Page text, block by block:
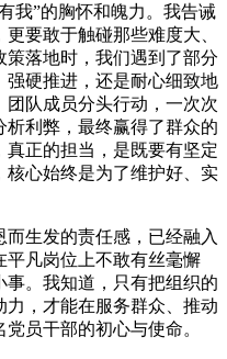
我”的胸怀和魄力。我告诫
要敢于触碰那些难度大、
落地时，我们遇到了部分
硬推进，还是耐心细致地
队成员分头行动，一次次
析利弊，最终赢得了群众的
正的担当，是既要有坚定
核心始终是为了维护好、实
生发的责任感，已经融入
平凡岗位上不敢有丝毫懈
。我知道，只有把组织的
，才能在服务群众、推动
员干部的初心与使命。